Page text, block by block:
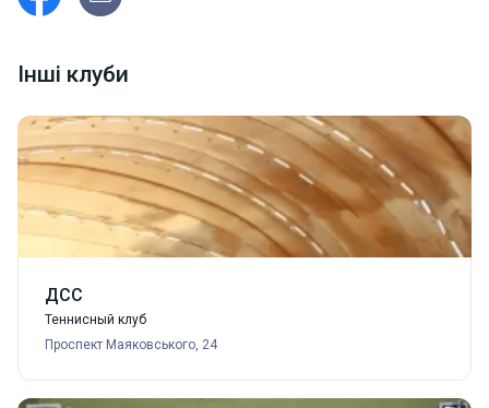
скорость реакции и отточить необходимые навыки
НАСТОЛЬНОГО ТЕННИСА «ХОРТ».
Спортивный комплекс открыт в сентябре 2018 года.
Игровой зал соответствует самым высоким
международным требованиям и стандартам, в нем
постоянно проводятся национальные и региональные
соревнования по настольному теннису.
Інші клуби
ДСС
Теннисный клуб
Проспект Маяковського, 24